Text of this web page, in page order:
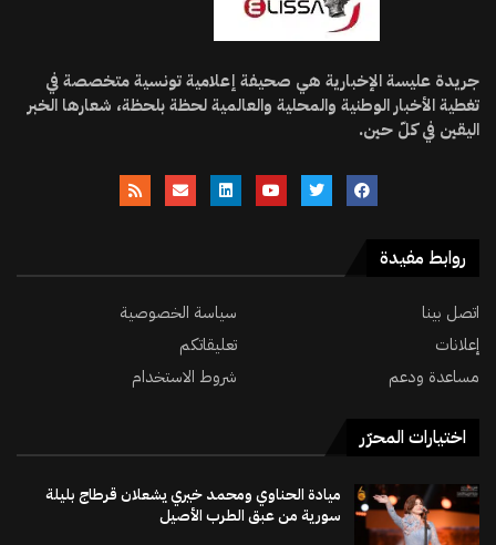
جريدة عليسة الإخبارية هي صحيفة إعلامية تونسية متخصصة في
تغطية الأخبار الوطنية والمحلية والعالمية لحظة بلحظة، شعارها الخبر
اليقين في كلّ حين.
روابط مفيدة
اتصل بينا
سياسة الخصوصية
إعلانات
تعليقاتكم
مساعدة ودعم
شروط الاستخدام
اختيارات المحرّر
ميادة الحناوي ومحمد خيري يشعلان قرطاج بليلة
سورية من عبق الطرب الأصيل